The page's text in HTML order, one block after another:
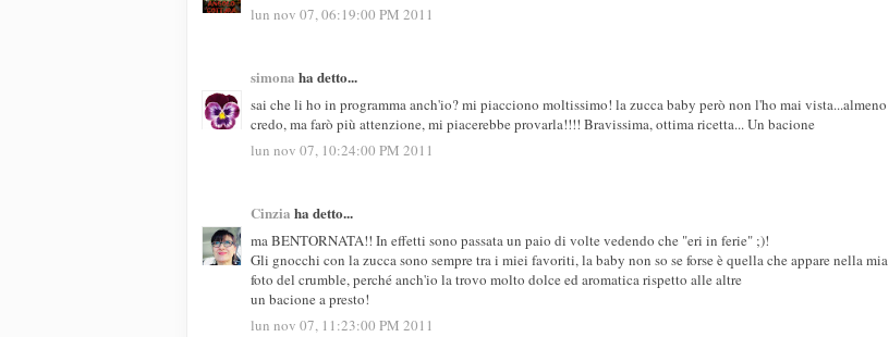
lun nov 07, 06:19:00 PM 2011
simona ha detto...
sai che li ho in programma anch'io? mi piacciono moltissimo! la zucca baby però non l'ho mai vista...almeno
credo, ma farò più attenzione, mi piacerebbe provarla!!!! Bravissima, ottima ricetta... Un bacione
lun nov 07, 10:24:00 PM 2011
Cinzia ha detto...
ma BENTORNATA!! In effetti sono passata un paio di volte vedendo che "eri in ferie" ;)!
Gli gnocchi con la zucca sono sempre tra i miei favoriti, la baby non so se forse è quella che appare nella mia
foto del crumble, perché anch'io la trovo molto dolce ed aromatica rispetto alle altre
un bacione a presto!
lun nov 07, 11:23:00 PM 2011